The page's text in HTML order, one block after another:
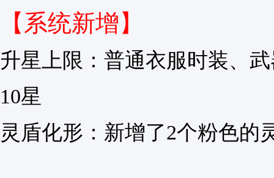
【系统新增】
升星上限： 普通衣服时装、
10星
灵盾化形： 新增了2个粉色的